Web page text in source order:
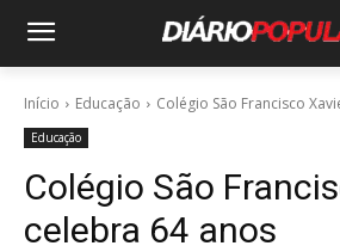
Início Educação Colégio São Francisco
Educação
Colégio São
celebra 64 anos